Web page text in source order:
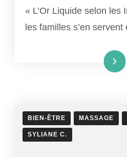
« L’Or Liquide selon les
les familles s’en
Lire la suite
BIEN-ÊTRE MASSAGE
SYLIANE C.